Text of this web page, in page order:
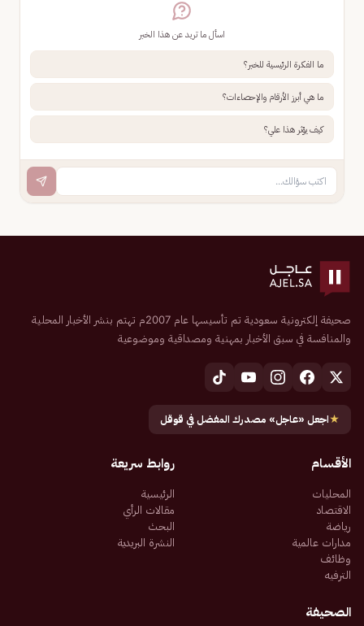
اسأل ما تريد عن هذا الخبر
ما الفكرة الرئيسية للخبر؟
ما هي أبرز الأرقام والإحصاءات؟
كيف يؤثر هذا علي؟
صحيفة إلكترونية سعودية تم تأسيسها عام 2007م تهتم بنشر الأخبار المحلية
والمنافسة في سبق الأخبار بمهنية ومصداقية وموضوعية
★اجعل «عاجل» مصدرك المفضل في قوقل
الأقسام
المحليات
الاقتصاد
رياضة
مدارات عالمية
وظائف
الترفيه
روابط سريعة
الرئيسية
مقالات الرأي
البحث
النشرة البريدية
الصحيفة